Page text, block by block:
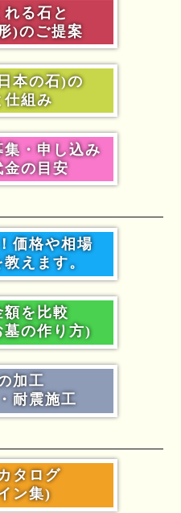
る石と
)のご提案
本の石)の
仕組み
・申し込み
金の目安
価格や相場
えます。
額を比較
墓の作り方)
加工
耐震施工
タログ
ン集)